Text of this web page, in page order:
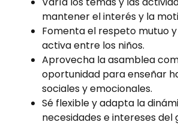
mantener el interés y la
Fomenta el respeto mutuo
activa entre los niños.
Aprovecha la asamblea
oportunidad para enseñar
sociales y emocionales.
Sé flexible y adapta la
necesidades e intereses del